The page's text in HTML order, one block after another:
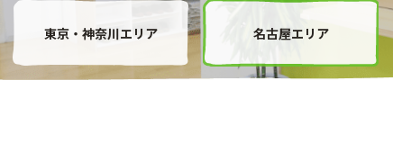
東京・神奈川エリア 名古屋エリア